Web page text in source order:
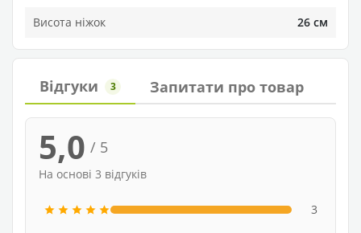
Висота ніжок
26 см
Відгуки 3 Запитати про товар
5,0 / 5
На основі 3 відгуків
3